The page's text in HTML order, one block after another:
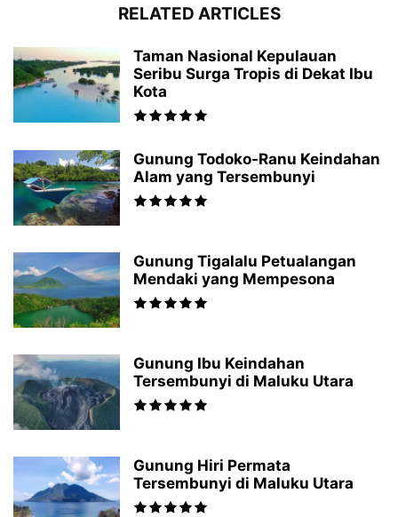
RELATED ARTICLES
Taman Nasional Kepulauan
Seribu Surga Tropis di Dekat Ibu
Kota
Gunung Todoko-Ranu Keindahan
Alam yang Tersembunyi
Gunung Tigalalu Petualangan
Mendaki yang Mempesona
Gunung Ibu Keindahan
Tersembunyi di Maluku Utara
Gunung Hiri Permata
Tersembunyi di Maluku Utara